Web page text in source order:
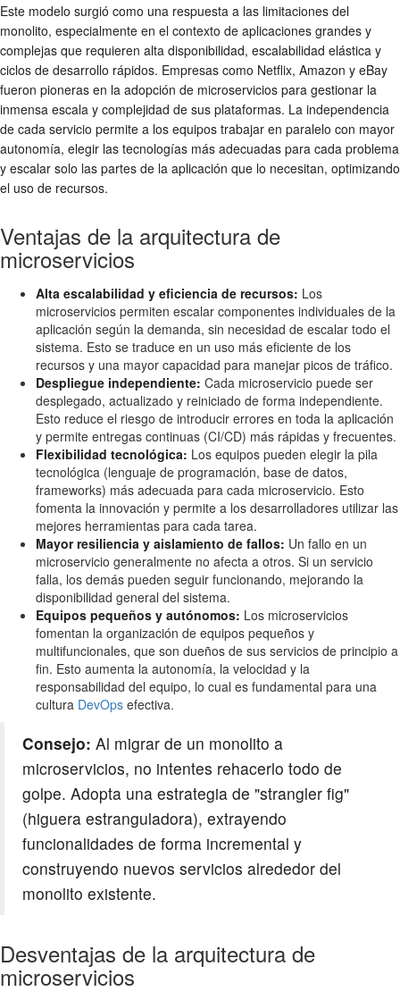
Este modelo surgió como una respuesta a las limitaciones del
monolito, especialmente en el contexto de aplicaciones grandes y
complejas que requieren alta disponibilidad, escalabilidad elástica y
ciclos de desarrollo rápidos. Empresas como Netflix, Amazon y eBay
fueron pioneras en la adopción de microservicios para gestionar la
inmensa escala y complejidad de sus plataformas. La independencia
de cada servicio permite a los equipos trabajar en paralelo con mayor
autonomía, elegir las tecnologías más adecuadas para cada problema
y escalar solo las partes de la aplicación que lo necesitan, optimizando
el uso de recursos.
Ventajas de la arquitectura de
microservicios
Alta escalabilidad y eficiencia de recursos: Los
microservicios permiten escalar componentes individuales de la
aplicación según la demanda, sin necesidad de escalar todo el
sistema. Esto se traduce en un uso más eficiente de los
recursos y una mayor capacidad para manejar picos de tráfico.
Despliegue independiente: Cada microservicio puede ser
desplegado, actualizado y reiniciado de forma independiente.
Esto reduce el riesgo de introducir errores en toda la aplicación
y permite entregas continuas (CI/CD) más rápidas y frecuentes.
Flexibilidad tecnológica: Los equipos pueden elegir la pila
tecnológica (lenguaje de programación, base de datos,
frameworks) más adecuada para cada microservicio. Esto
fomenta la innovación y permite a los desarrolladores utilizar las
mejores herramientas para cada tarea.
Mayor resiliencia y aislamiento de fallos: Un fallo en un
microservicio generalmente no afecta a otros. Si un servicio
falla, los demás pueden seguir funcionando, mejorando la
disponibilidad general del sistema.
Equipos pequeños y autónomos: Los microservicios
fomentan la organización de equipos pequeños y
multifuncionales, que son dueños de sus servicios de principio a
fin. Esto aumenta la autonomía, la velocidad y la
responsabilidad del equipo, lo cual es fundamental para una
cultura DevOps efectiva.
Consejo: Al migrar de un monolito a
microservicios, no intentes rehacerlo todo de
golpe. Adopta una estrategia de "strangler fig"
(higuera estranguladora), extrayendo
funcionalidades de forma incremental y
construyendo nuevos servicios alrededor del
monolito existente.
Desventajas de la arquitectura de
microservicios